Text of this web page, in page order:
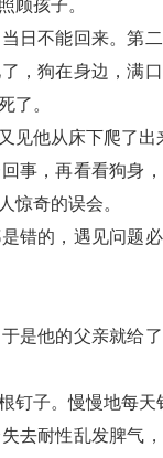
顾孩子。
日不能回来。第
，狗在身边，满
了。
见他从床下爬了
事，再看看狗身
惊奇的误会。
错的，遇见问题
是他的父亲就给
钉子。慢慢地每
去耐性乱发脾气